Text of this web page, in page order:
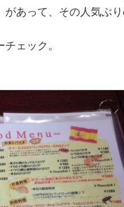
あって、その人気ぶ
ェック。